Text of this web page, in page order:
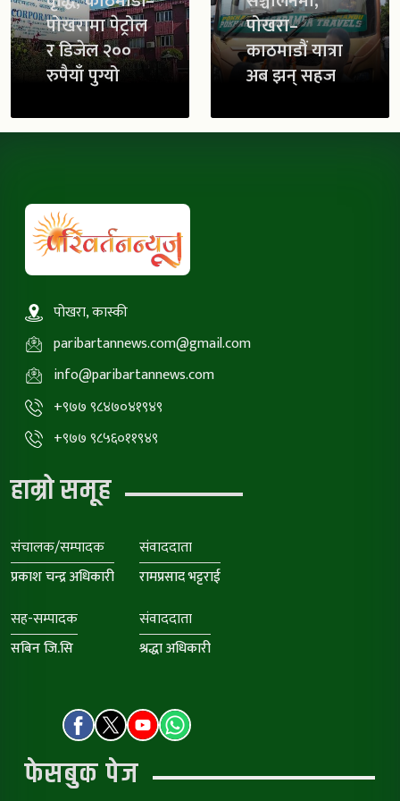
पोखरामा पेट्रोल
र डिजेल २००
रुपैयाँ पुग्यो
पोखरा–
काठमाडौं यात्रा
अब झन् सहज
पोखरा, कास्की
paribartannews.com@gmail.com
info@paribartannews.com
+९७७ ९८४७०४१९४९
+९७७ ९८५६०११९४९
हाम्रो समूह
संचालक/सम्पादक
प्रकाश चन्द्र अधिकारी
संवाददाता
रामप्रसाद भट्टराई
सह-सम्पादक
सबिन जि.सि
संवाददाता
श्रद्धा अधिकारी
फेसबुक पेज